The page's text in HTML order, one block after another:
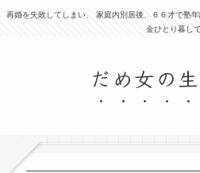
再婚を失敗してしまい、 家庭内別居後、６６才で塾
金ひとり暮し
だめ女の